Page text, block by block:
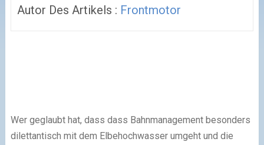
Autor Des Artikels : Frontmotor
Wer geglaubt hat, dass dass Bahnmanagement besonders
dilettantisch mit dem Elbehochwasser umgeht und die